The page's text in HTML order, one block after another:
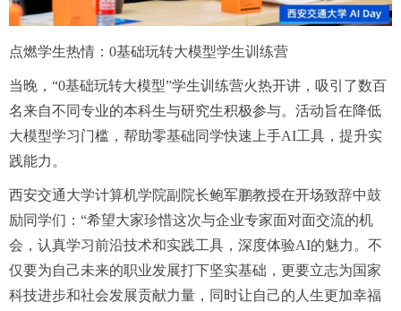
点燃学生热情：0基础玩转大模型学生训练营
当晚，“0基础玩转大模型”学生训练营火热开讲，吸引了数百
名来自不同专业的本科生与研究生积极参与。活动旨在降低
大模型学习门槛，帮助零基础同学快速上手AI工具，提升实
践能力。
西安交通大学计算机学院副院长鲍军鹏教授在开场致辞中鼓
励同学们：“希望大家珍惜这次与企业专家面对面交流的机
会，认真学习前沿技术和实践工具，深度体验AI的魅力。不
仅要为自己未来的职业发展打下坚实基础，更要立志为国家
科技进步和社会发展贡献力量，同时让自己的人生更加幸福